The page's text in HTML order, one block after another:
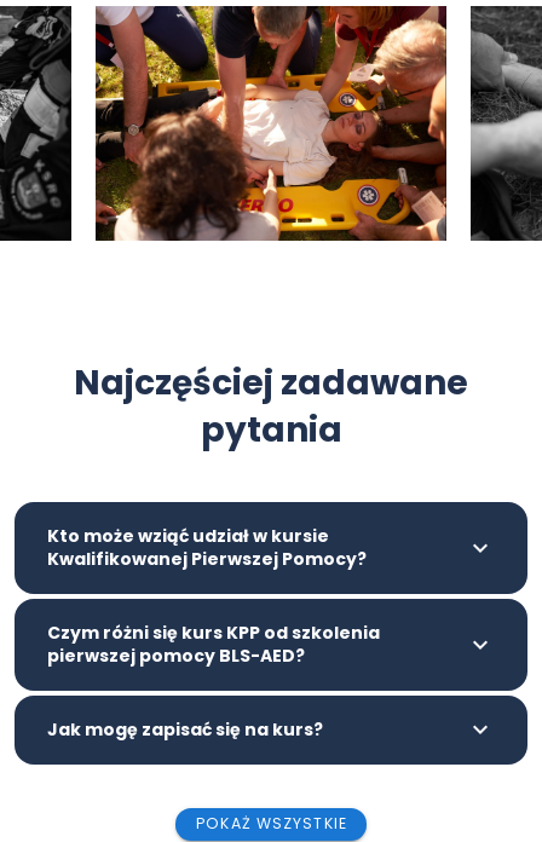
Najczęściej zadawane
pytania
Kto może wziąć udział w kursie
Kwalifikowanej Pierwszej Pomocy?
Czym różni się kurs KPP od szkolenia
pierwszej pomocy BLS-AED?
Jak mogę zapisać się na kurs?
POKAŻ WSZYSTKIE